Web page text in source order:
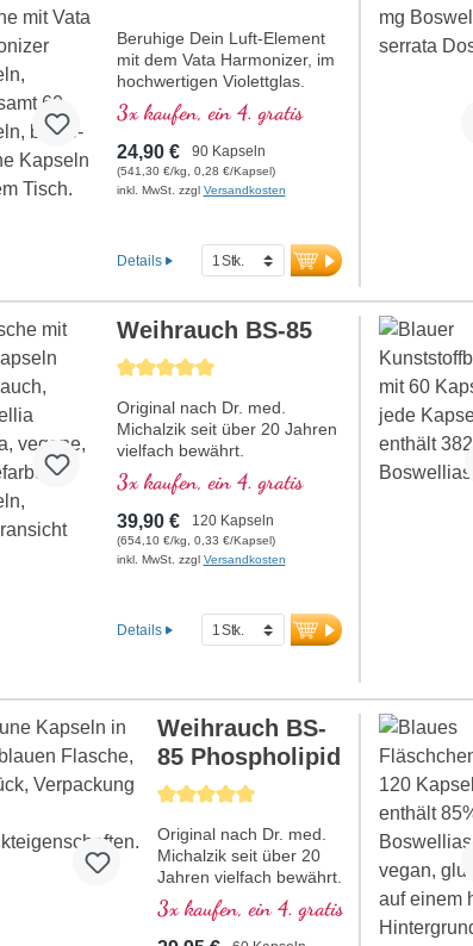
Verbindung dieser
standardisierten Extrakte
vereint hochwertige Rohstoffe
mit kontrollierter Qualität und
gleichbleibender Reinheit.
mehr Informationen zum
Bundle
Beruhige Dein Luft-Element
mit dem Vata Harmonizer, im
hochwertigen Violettglas.
Jetzt inklusive Gratis-
VedaCard!
3x kaufen, ein 4. gratis
24,90 € 90 Kapseln
(541,30 €/kg, 0,28 €/Kapsel)
inkl. MwSt. zzgl Versandkosten
Details
Durchschnittliche Bewertung von 5 von 5 Sternen
Weihrauch BS-85
Original nach Dr. med.
Michalzik seit über 20 Jahren
vielfach bewährt.
Das erste hochdosierte
Weihrauch-Produkt mit 85 %
Boswellia-Säuren auf dem
deutschen Markt überhaupt.
Für eine optimale
Biotikon Spezialtechnologie
nach den strengen
Wildsammlung geerntet.
Professionell verarbeitet für
die beste und sichere
Anwendung beim Menschen.
seinem Namen für die
erstklassige langbewährte
Qualität. Schonende
Extraktion mit
Lebensmittelethanol für die
3x kaufen, ein 4. gratis
39,90 € 120 Kapseln
(654,10 €/kg, 0,33 €/Kapsel)
inkl. MwSt. zzgl Versandkosten
Details
Durchschnittliche Bewertung von 5 von 5
Weihrauch BS-
85 Phospholipid
Original nach Dr. med.
Michalzik seit über 20
Jahren vielfach bewährt.
Das erste hochdosierte
Weihrauch-Produkt mit
85 % Boswellia-Säuren
3x kaufen, ein 4. gratis